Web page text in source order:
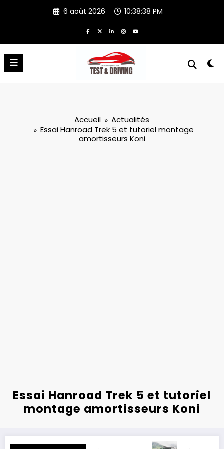
6 août 2026 10:38:38 PM
Accueil
Actualités
Essai Hanroad Trek 5 et tutoriel montage
amortisseurs Koni
Essai Hanroad Trek 5 et tutoriel
montage amortisseurs Koni